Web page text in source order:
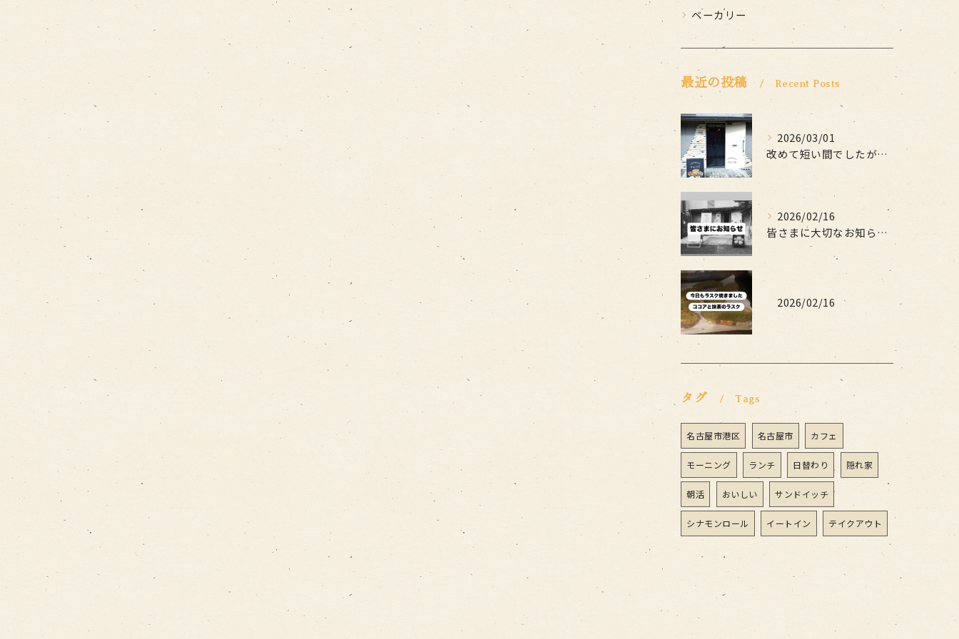
ベーカリー
最近の投稿 Recent Posts
2026/03/01
改めて短い間でしたがお世話になりました
2026/02/16
皆さまに大切なお知らせです
2026/02/16
タグ Tags
名古屋市港区 名古屋市 カフェ
モーニング ランチ 日替わり 隠れ家
朝活 おいしい サンドイッチ
シナモンロール イートイン テイクアウト